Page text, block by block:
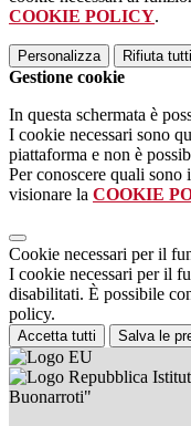
COOKIE POLICY.
Personalizza Rifiuta tutti
Gestione cookie
In questa schermata è
I cookie necessari sono
piattaforma e non è
Per conoscere quali sono
visionare la COOKIE
Cookie necessari per il
I cookie necessari per il
disabilitati. È possibile
policy.
Accetta tutti Salva le
Buonarroti"